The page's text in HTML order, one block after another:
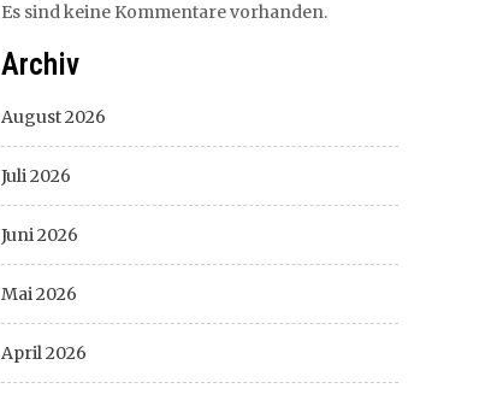
Es sind keine Kommentare vorhanden.
Archiv
August 2026
Juli 2026
Juni 2026
Mai 2026
April 2026